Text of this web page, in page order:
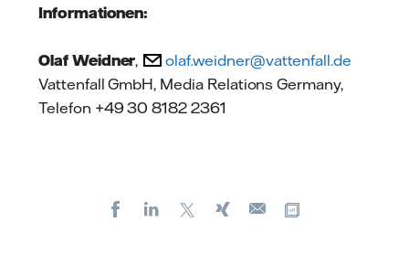
Informationen:
Olaf Weidner,
olaf.weidner@vattenfall.de
Vattenfall GmbH, Media Relations Germany,
Telefon +49 30 8182 2361
FacebookLinkedIn Xing
E-